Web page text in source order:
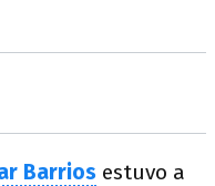
Barrios estuvo a